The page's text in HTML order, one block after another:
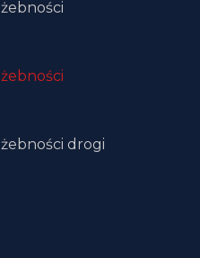
drogi